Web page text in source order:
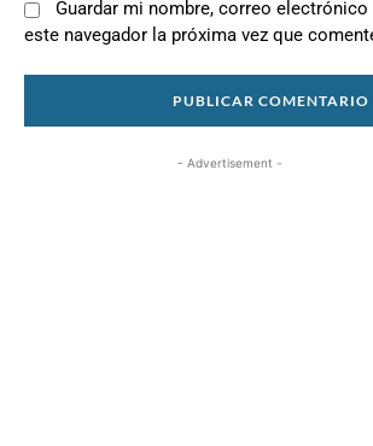
Guardar mi nombre, correo
este navegador la próxima vez que
- Advertisement -